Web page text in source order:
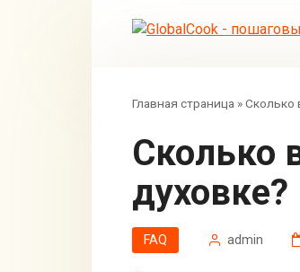
Главная страница »Сколько
Сколько времени жарить сырники из творога в
духовке?
FAQ admin